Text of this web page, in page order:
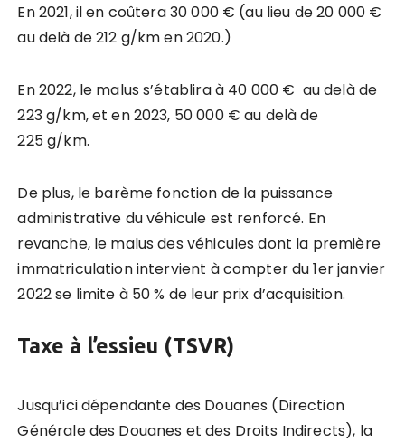
En 2021, il en coûtera 30 000 € (au lieu de 20 000 €
au delà de 212 g/km en 2020.)
En 2022, le malus s’établira à 40 000 € au delà de
223 g/km, et en 2023, 50 000 € au delà de
225 g/km.
De plus, le barème fonction de la puissance
administrative du véhicule est renforcé. En
revanche, le malus des véhicules dont la première
immatriculation intervient à compter du 1er janvier
2022 se limite à 50 % de leur prix d’acquisition.
Taxe à l’essieu (TSVR)
Jusqu’ici dépendante des Douanes (Direction
Générale des Douanes et des Droits Indirects), la